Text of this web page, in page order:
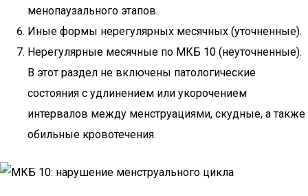
менопаузального этапов.
Иные формы нерегулярных месячных (уточненные).
Нерегулярные месячные по МКБ 10 (неуточненные).
В этот раздел не включены патологические
состояния с удлинением или укорочением
интервалов между менструациями, скудные, а также
обильные кровотечения.